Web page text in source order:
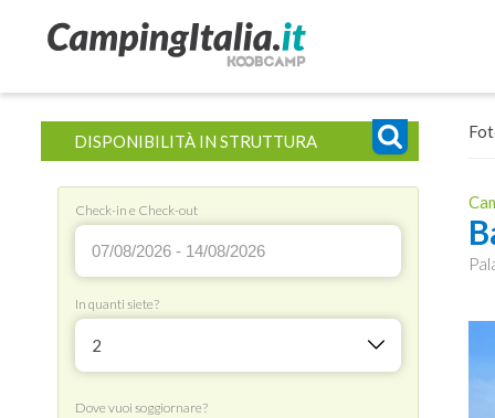
DISPONIBILITÀ IN STRUTTURA
Check-in e Check-out
In quanti siete?
2
Dove vuoi soggiornare?